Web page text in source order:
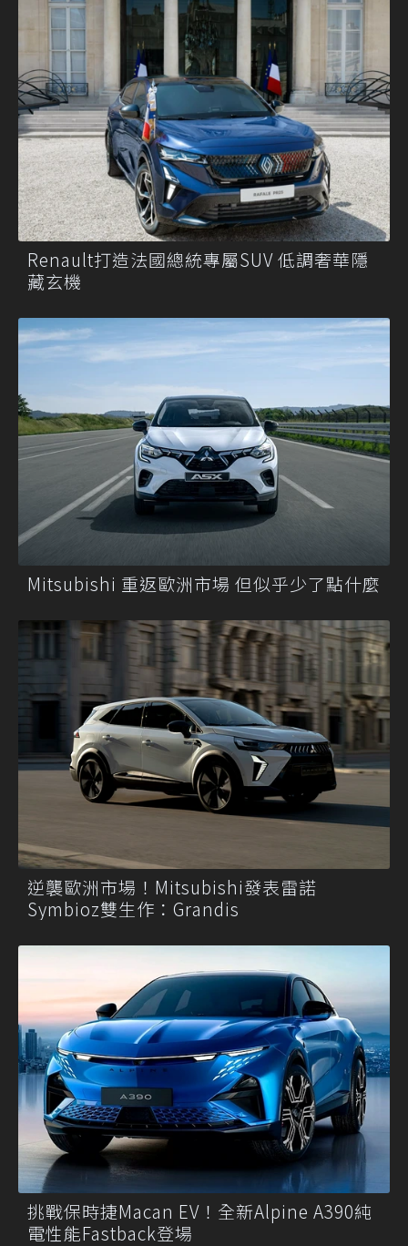
Renault打造法國總統專屬SUV 低調奢華隱
藏玄機
Mitsubishi 重返歐洲市場 但似乎少了點什麼
逆襲歐洲市場！Mitsubishi發表雷諾
Symbioz雙生作：Grandis
挑戰保時捷Macan EV！全新Alpine A390純
電性能Fastback登場